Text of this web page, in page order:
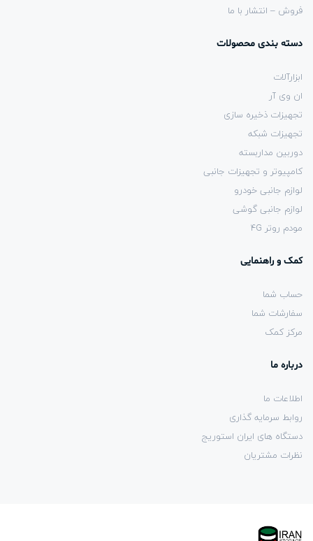
فروش – انتشار با ما
دسته بندی محصولات
ابزارآلات
ان وی آر
تجهیزات ذخیره سازی
تجهیزات شبکه
دوربین مداربسته
کامپیوتر و تجهیزات جانبی
لوازم جانبی خودرو
لوازم جانبی گوشی
مودم روتر 4G
کمک و راهنمایی
حساب شما
سفارشات شما
مرکز کمک
درباره ما
اطلاعات ما
روابط سرمایه گذاری
دستگاه های ایران استوریج
نظرات مشتریان